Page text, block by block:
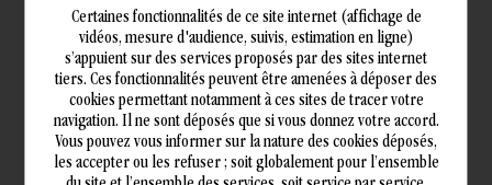
plusieurs profils de consommateurs
professionnels). Cet indicateur permettra aux
entreprises et collectivités de comparer de ce prix
de référence avec l’offre reçue d’un fournisseur
avant de s’engager.
Certaines fonctionnalités de ce site internet (affichage de
vidéos, mesure d'audience, suivis, estimation en ligne)
s’appuient sur des services proposés par des sites internet
tiers. Ces fonctionnalités peuvent être amenées à déposer des
cookies permettant notamment à ces sites de tracer votre
navigation. Il ne sont déposés que si vous donnez votre accord.
Vous pouvez vous informer sur la nature des cookies déposés,
les accepter ou les refuser ; soit globalement pour l’ensemble